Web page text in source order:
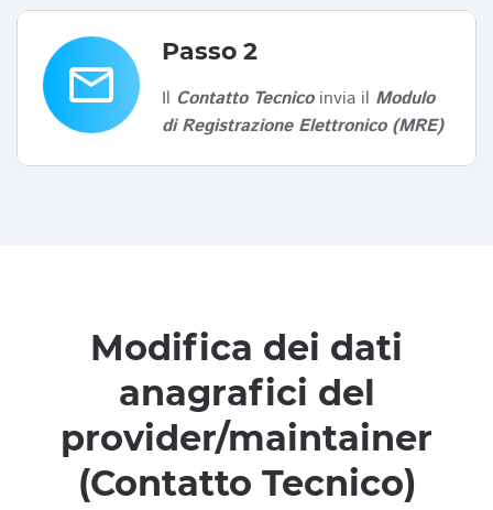
email
Passo 2
Il Contatto Tecnicoinvia il Modulo
di Registrazione Elettronico (MRE)
Modifica dei dati
anagrafici del
provider/maintainer
(Contatto Tecnico)